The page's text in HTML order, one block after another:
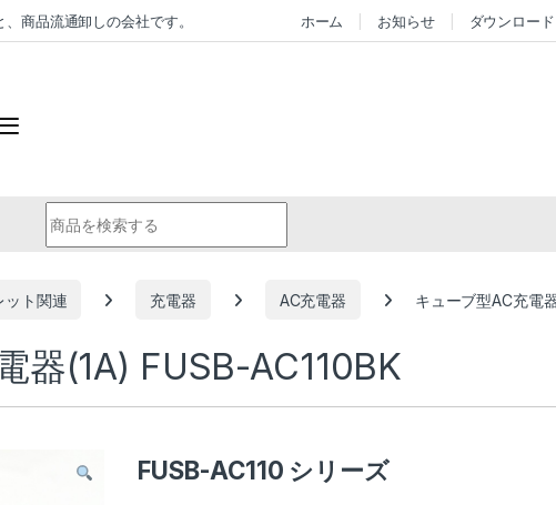
商品流通卸しの会社です。 ホーム お知らせ ダウンロード
ット関連 充電器 AC充電器 キューブ型AC充電
器(1A) FUSB-AC110BK
FUSB-AC110 シリーズ